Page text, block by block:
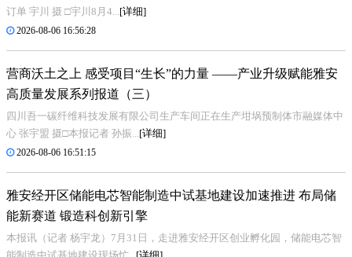
订单 宇川 摄 □宇川8月4... [详细]
2026-08-06 16:56:28
营商沃土之上 感受项目“生长”的力量 ——产业升级赋能雅安
高质量发展系列报道（三）
四川吾一碳纤维科技发展有限公司生产车间正在生产坩埚预制体市融媒体中
心 张宇盟 摄□本报记者 孙振... [详细]
2026-08-06 16:51:15
雅安经开区储能电芯智能制造中试基地建设加速推进 布局储
能新赛道 锻造科创新引擎
本报讯（记者 杨宇龙）7月31日，走进雅安经开区创业孵化园，储能电芯智